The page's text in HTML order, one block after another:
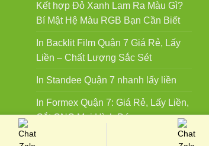
Kết hợp Đỏ Xanh Lam Ra Màu Gì?
Bí Mật Hệ Màu RGB Bạn Cần Biết
In Backlit Film Quận 7 Giá Rẻ, Lấy
Liền – Chất Lượng Sắc Sét
In Standee Quận 7 nhanh lấy liền
In Formex Quận 7: Giá Rẻ, Lấy Liền,
Cắt CNC Mọi Hình Dáng